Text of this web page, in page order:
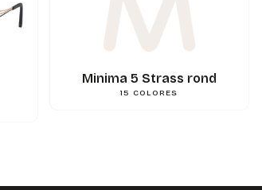
Minima 5 Strass rond
15 COLORES